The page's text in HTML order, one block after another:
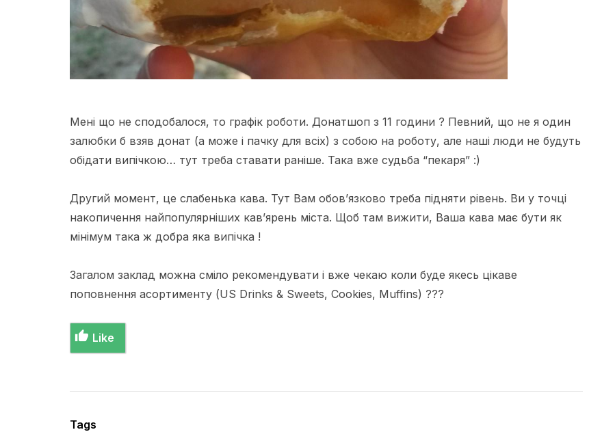
Мені що не сподобалося, то графік роботи. Донатшоп з 11 години ? Певний, що не я один
залюбки б взяв донат (а може і пачку для всіх) з собою на роботу, але наші люди не будуть
обідати випічкою… тут треба ставати раніше. Така вже судьба “пекаря” :)
Другий момент, це слабенька кава. Тут Вам обов’язково треба підняти рівень. Ви у точці
накопичення найпопулярніших кав’ярень міста. Щоб там вижити, Ваша кава має бути як
мінімум така ж добра яка випічка !
Загалом заклад можна сміло рекомендувати і вже чекаю коли буде якесь цікаве
поповнення асортименту (US Drinks & Sweets, Cookies, Muffins) ???
Like
Tags